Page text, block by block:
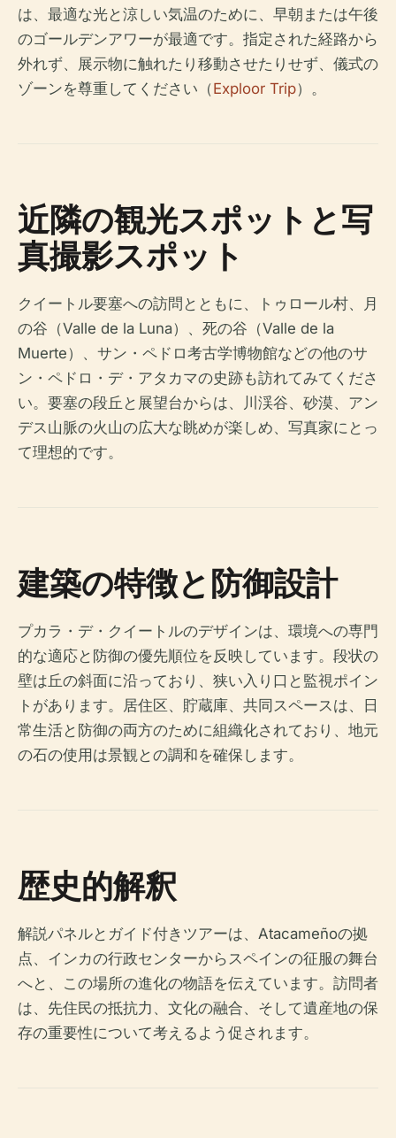
は、最適な光と涼しい気温のために、早朝または午後
のゴールデンアワーが最適です。指定された経路から
外れず、展示物に触れたり移動させたりせず、儀式の
ゾーンを尊重してください（Exploor Trip）。
近隣の観光スポットと写
真撮影スポット
クイートル要塞への訪問とともに、トゥロール村、月
の谷（Valle de la Luna）、死の谷（Valle de la
Muerte）、サン・ペドロ考古学博物館などの他のサ
ン・ペドロ・デ・アタカマの史跡も訪れてみてくださ
い。要塞の段丘と展望台からは、川渓谷、砂漠、アン
デス山脈の火山の広大な眺めが楽しめ、写真家にとっ
て理想的です。
建築の特徴と防御設計
プカラ・デ・クイートルのデザインは、環境への専門
的な適応と防御の優先順位を反映しています。段状の
壁は丘の斜面に沿っており、狭い入り口と監視ポイン
トがあります。居住区、貯蔵庫、共同スペースは、日
常生活と防御の両方のために組織化されており、地元
の石の使用は景観との調和を確保します。
歴史的解釈
解説パネルとガイド付きツアーは、Atacameñoの拠
点、インカの行政センターからスペインの征服の舞台
へと、この場所の進化の物語を伝えています。訪問者
は、先住民の抵抗力、文化の融合、そして遺産地の保
存の重要性について考えるよう促されます。